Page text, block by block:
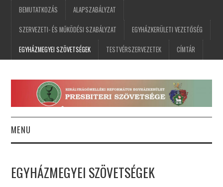
BEMUTATKOZÁS ALAPSZABÁLYZAT
SZERVEZETI- ÉS MŰKÖDÉSI SZABÁLYZAT EGYHÁZKERÜLETI VEZETŐSÉG
EGYHÁZMEGYEI SZÖVETSÉGEK TESTVÉRSZERVEZETEK CÍMTÁR
MENU
HÍREK
EGYHÁZMEGYEI SZÖVETSÉGEK